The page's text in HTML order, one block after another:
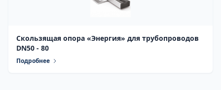
Скользящая опора «Энергия» для трубопроводов
DN50 - 80
Подробнее